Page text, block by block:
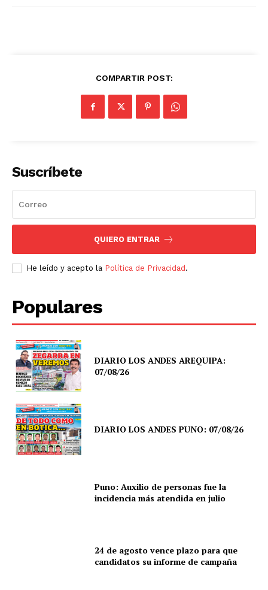
COMPARTIR POST:
Suscríbete
QUIERO ENTRAR
He leído y acepto la Política de Privacidad .
Populares
DIARIO LOS ANDES AREQUIPA:
07/08/26
DIARIO LOS ANDES PUNO: 07/08/26
Puno: Auxilio de personas fue la
incidencia más atendida en julio
24 de agosto vence plazo para que
candidatos su informe de campaña